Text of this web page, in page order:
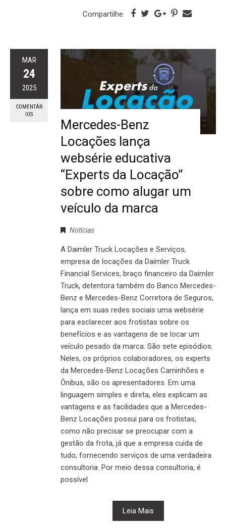
Compartilhe
MAR
24
2025
COMENTÁR
IOS
Mercedes-Benz
Locações lança
websérie educativa
“Experts da Locação”
sobre como alugar um
veículo da marca
Notícias
A Daimler Truck Locações e Serviços,
empresa de locações da Daimler Truck
Financial Services, braço financeiro da Daimler
Truck, detentora também do Banco Mercedes-
Benz e Mercedes-Benz Corretora de Seguros,
lança em suas redes sociais uma websérie
para esclarecer aos frotistas sobre os
benefícios e as vantagens de se locar um
veículo pesado da marca. São sete episódios.
Neles, os próprios colaboradores, os experts
da Mercedes-Benz Locações Caminhões e
Ônibus, são os apresentadores. Em uma
linguagem simples e direta, eles explicam as
vantagens e as facilidades que a Mercedes-
Benz Locações possui para os frotistas,
como não precisar se preocupar com a
gestão da frota, já que a empresa cuida de
tudo, fornecendo serviços de uma verdadeira
consultoria. Por meio dessa consultoria, é
possível
Leia Mais